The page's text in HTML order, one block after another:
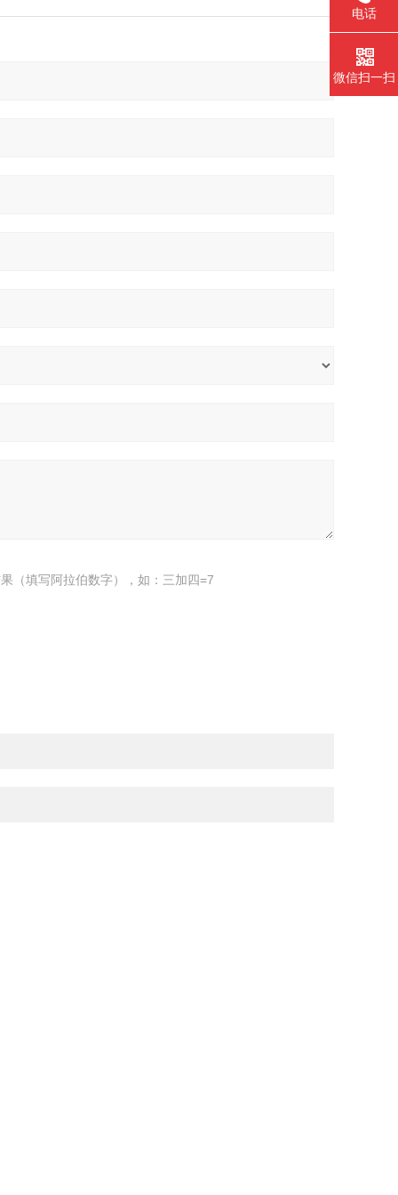
（填写阿拉伯数字），如：三加四=7
电话
微信扫一扫